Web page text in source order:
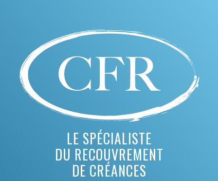
LE SPÉCIALISTE
DU RECOUVREMENT
DE CRÉANCES